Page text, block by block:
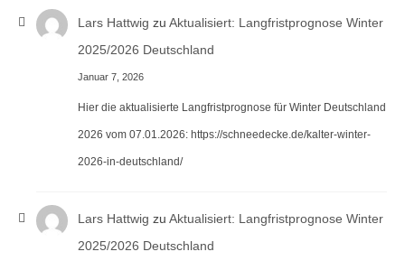
Lars Hattwig zu Aktualisiert: Langfristprognose Winter
2025/2026 Deutschland
Januar 7, 2026
Hier die aktualisierte Langfristprognose für Winter Deutschland
2026 vom 07.01.2026: https://schneedecke.de/kalter-winter-
2026-in-deutschland/
Lars Hattwig zu Aktualisiert: Langfristprognose Winter
2025/2026 Deutschland